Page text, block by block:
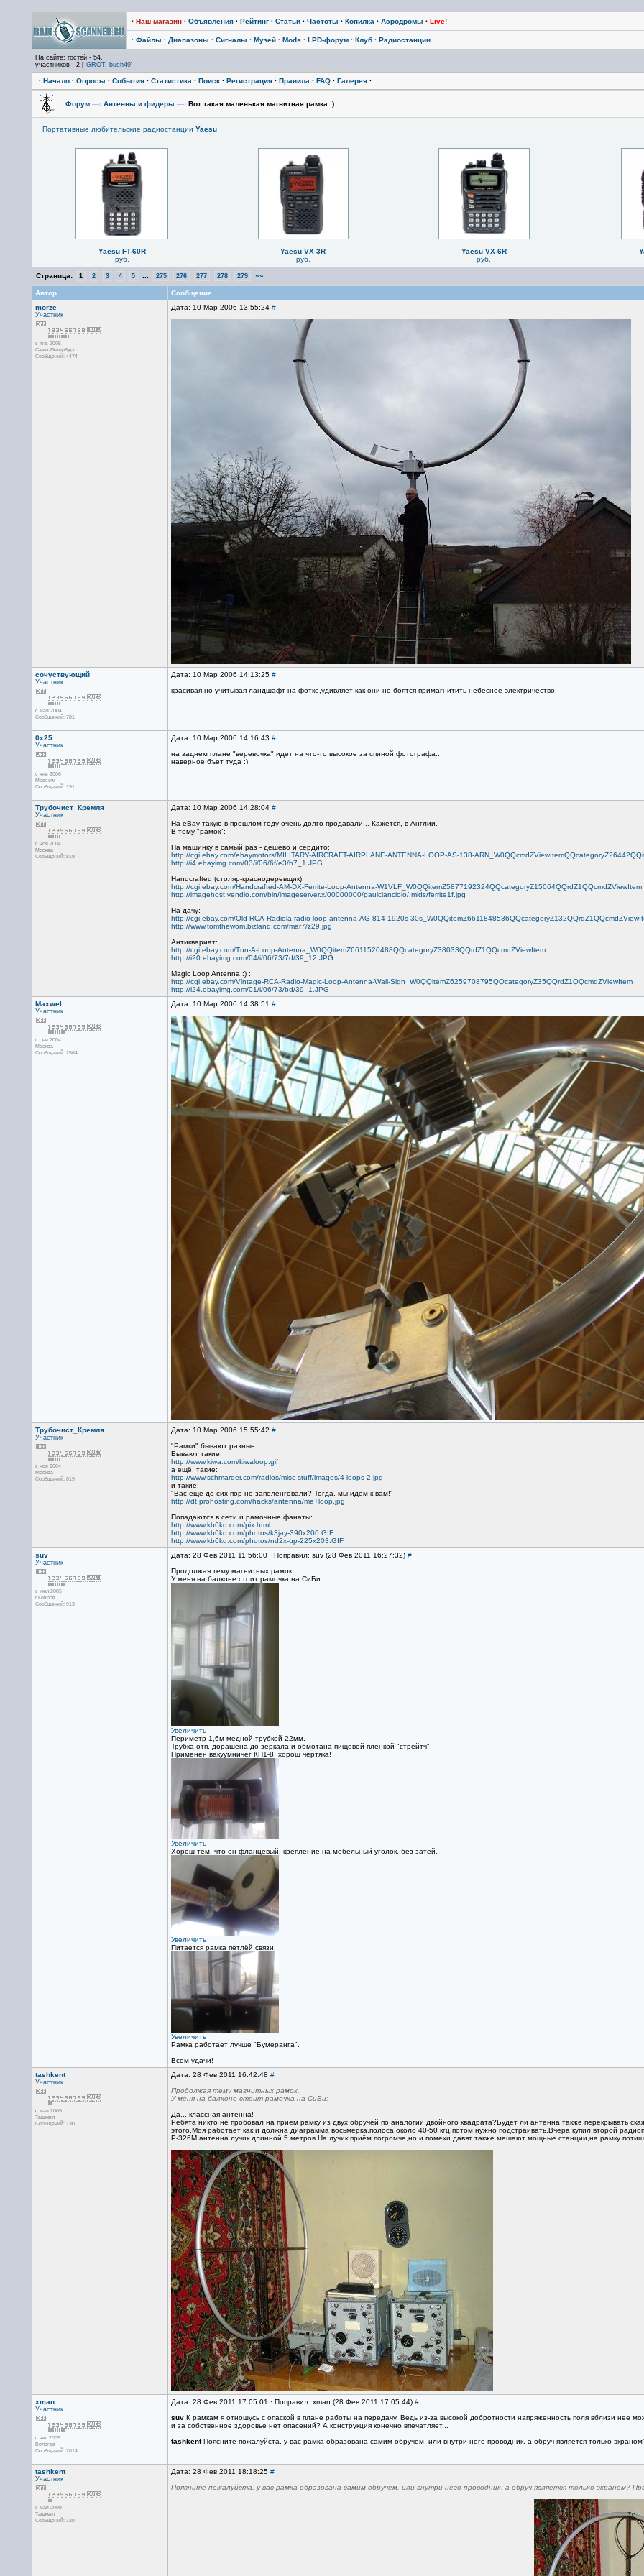
· Наш магазин· Объявления· Рейтинг· Статьи· Частоты · Копилка · Аэродромы · Live!
· Файлы · Диапазоны · Сигналы · Музей· Mods · LPD-форум· Клуб· Радиостанции
На сайте: гостей - 54,
участников - 2 [ GROT, bush49]
· Начало· Опросы · События· Статистика · Поиск· Регистрация· Правила · FAQ· Галерея·
Форум —› Антенны и фидеры —›Вот такая маленькая магнитная рамка :)
Портативные любительские радиостанции Yaesu
Yaesu FT-60R
руб.
Yaesu VX-3R
руб.
Yaesu VX-6R
руб.
Страница: 1 2 3 4 5 275 276 277 278 279 »»
Автор
Сообщение
morze
Участник
с янв 2005
Санкт-Петербург
Сообщений: 4474
Дата: 10 Мар 2006 13:55:24 #
сочуствующий
Участник
с мая 2004
Сообщений: 781
Дата: 10 Мар 2006 14:13:25 #
красивая,но учитывая ландшафт на фотке,удивляет как они не боятся примагнитить небесное электричество.
0x25
Участник
с янв 2006
Moscow
Сообщений: 191
Дата: 10 Мар 2006 14:16:43 #
на заднем плане "веревочка" идет на что-то высокое за спиной фотографа..
наверное бъет туда :)
Трубочист_Кремля
Участник
с ноя 2004
Москва
Сообщений: 819
Дата: 10 Мар 2006 14:28:04 #
На eBay такую в прошлом году очень долго продавали... Кажется, в Англии.
В тему "рамок":
На машинку в самый раз - дёшево и сердито:
http://cgi.ebay.com/ebaymotors/MILITARY-AIRCRAFT-AIRPLANE-ANTENNA-LOOP-AS-138-
http://i4.ebayimg.com/03/i/06/6f/e3/b7_1.JPG
Handcrafted (столяр-краснодеревщик):
http://cgi.ebay.com/Handcrafted-AM-DX-Ferrite-Loop-Antenna-W1VLF_W0QQitemZ5877192324QQcategoryZ15064QQrdZ1QQcmdZViewItem
http://imagehost.vendio.com/bin/imageserver.x/00000000/paulcianciolo/.mids/ferrite1f.jpg
На дачу:
http://cgi.ebay.com/Old-RCA-Radiola-radio-loop-antenna-AG-814-1920s-
http://www.tomthewom.bizland.com/mar7/z29.jpg
Антиквариат:
http://cgi.ebay.com/Tun-A-Loop-Antenna_W0QQitemZ6611520488QQcategoryZ38033QQrdZ1QQcmdZViewItem
http://i20.ebayimg.com/04/i/06/73/7d/39_12.JPG
Magic Loop Antenna :) :
http://cgi.ebay.com/Vintage-RCA-Radio-Magic-Loop-Antenna-Wall-Sign_W0QQitemZ6259708795QQcategoryZ35QQrdZ1QQcmdZViewItem
http://i24.ebayimg.com/01/i/06/73/bd/39_1.JPG
Maxwel
Участник
с сен 2004
Москва
Сообщений: 2564
Дата: 10 Мар 2006 14:38:51 #
Трубочист_Кремля
Участник
с ноя 2004
Москва
Сообщений: 819
Дата: 10 Мар 2006 15:55:42 #
"Рамки" бывают разные...
Бывают такие:
http://www.kiwa.com/kiwaloop.gif
а ещё, такие:
http://www.schmarder.com/radios/misc-stuff/images/4-loops-2.jpg
и такие:
"Вас ещё до сих пор не запеленговали? Тогда, мы идём к вам!"
http://dt.prohosting.com/hacks/antenna/me+loop.jpg
Попадаются в сети и рамочные фанаты:
http://www.kb6kq.com/pix.html
http://www.kb6kq.com/photos/k3jay-390x200.GIF
http://www.kb6kq.com/photos/nd2x-up-225x203.GIF
suv
Участник
с июл 2005
г.Ковров
Сообщений: 913
Дата: 28 Фев 2011 11:56:00 · Поправил: suv (28 Фев 2011 16:27:32) #
Продолжая тему магнитных рамок.
У меня на балконе стоит рамочка на СиБи:
Увеличить
Периметр 1,6м медной трубкой 22мм.
Трубка отп..дорашена до зеркала и обмотана пищевой плёнкой "стрейтч".
Применён вакуумничег КП1-8, хорош чертяка!
Увеличить
Хорош тем, что он фланцевый, крепление на мебельный уголок, без затей.
Увеличить
Питается рамка петлёй связи.
Увеличить
Рамка работает лучше "Бумеранга".
Всем удачи!
tashkent
Участник
с мая 2009
Ташкент
Сообщений: 130
Дата: 28 Фев 2011 16:42:48 #
Продолжая тему магнитных рамок.
У меня на балконе стоит рамочка на СиБи:
Да... классная антенна!
Ребята никто не пробовал на приём рамку из двух обручей по аналогии двойного квадрата?Будет ли антенна также перекрывать
этого.Моя работает как и должна диаграмма восьмёрка,полоса около 40-50 кгц,потом нужно подстраивать.Вчера купил второй
Р-326М антенна лучик длинной 5 метров.На лучик приём погромче,но и помехи давят также мешают мощные станции,на рамку
xman
Участник
с авг 2005
Вологда
Сообщений: 2014
Дата: 28 Фев 2011 17:05:01 · Поправил: xman (28 Фев 2011 17:05:44) #
suvК рамкам я отношусь с опаской в плане работы на передачу. Ведь из-за высокой добротности напряженность поля вблизи нее
и за собственное здоровье нет опасений? А конструкция конечно впечатляет...
tashkentПоясните пожалуйста, у вас рамка образована самим обручем, или внутри него проводник, а обруч является только
tashkent
Участник
с мая 2009
Ташкент
Сообщений: 130
Дата: 28 Фев 2011 18:18:25 #
Поясните пожалуйста, у вас рамка образована самим обручем, или внутри него проводник, а обруч является только экраном?